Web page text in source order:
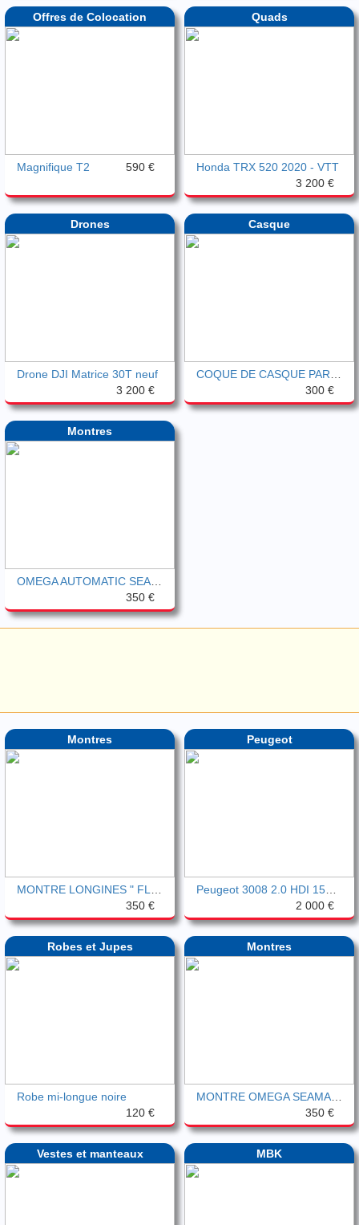
Offres de Colocation
Magnifique T2 590 €
Quads
Honda TRX 520 2020 - VTT
3 200 €
Drones
Drone DJI Matrice 30T neuf
3 200 €
Casque
300 €
Montres
350 €
Montres
350 €
Peugeot
2 000 €
Robes et Jupes
Robe mi-longue noire
120 €
Montres
350 €
Vestes et manteaux MBK